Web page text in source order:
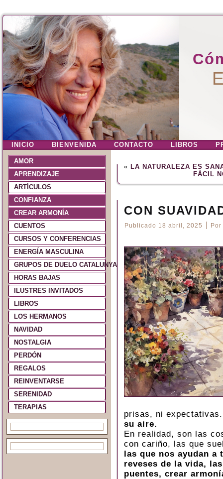
INICIO BIENVENIDA CONTACTO LIBROS
AMOR
APRENDIZAJE
ARTÍCULOS
CONFIANZA
CREAR ARMONÍA
CUENTOS
CURSOS Y CONFERENCIAS
ENERGÍA MASCULINA
GRUPOS DE DUELO CATALUNYA Y ESPAÑA
HORAS BAJAS
ILUSTRES INVITADOS
LIBROS
LOS HERMANOS
NAVIDAD
NOSTALGIA
PERDÓN
REGALOS
REINVENTARSE
SERENIDAD
TERAPIAS
« LA NATURALEZA ES
FÀCIL
CON
Publicado 18 abril, 2025 Por
prisas, ni expectativas.
su aire.
En realidad, son las
con cariño, las que
las que nos ayudan
reveses de la vida,
puentes, crear